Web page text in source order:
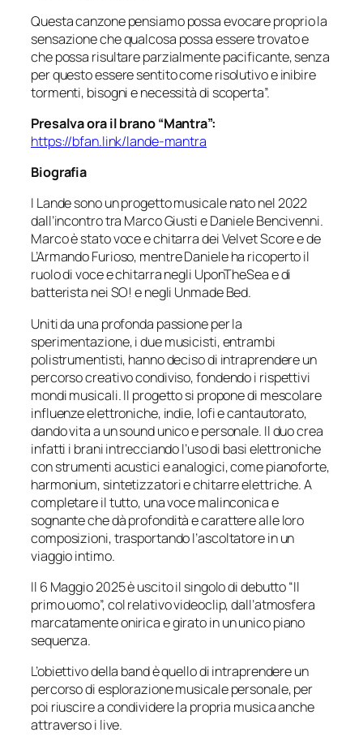
Questa canzone pensiamo possa evocare proprio la
sensazione che qualcosa possa essere trovato e
che possa risultare parzialmente pacificante, senza
per questo essere sentito come risolutivo e inibire
tormenti, bisogni e necessità di scoperta”.
Presalva ora il brano “Mantra”:
https://bfan.link/lande-mantra
Biografia
I Lande sono un progetto musicale nato nel 2022
dall’incontro tra Marco Giusti e Daniele Bencivenni.
Marco è stato voce e chitarra dei Velvet Score e de
L’Armando Furioso, mentre Daniele ha ricoperto il
ruolo di voce e chitarra negli UponTheSea e di
batterista nei SO! e negli Unmade Bed.
Uniti da una profonda passione per la
sperimentazione, i due musicisti, entrambi
polistrumentisti, hanno deciso di intraprendere un
percorso creativo condiviso, fondendo i rispettivi
mondi musicali. Il progetto si propone di mescolare
influenze elettroniche, indie, lofi e cantautorato,
dando vita a un sound unico e personale. Il duo crea
infatti i brani intrecciando l’uso di basi elettroniche
con strumenti acustici e analogici, come pianoforte,
harmonium, sintetizzatori e chitarre elettriche. A
completare il tutto, una voce malinconica e
sognante che dà profondità e carattere alle loro
composizioni, trasportando l’ascoltatore in un
viaggio intimo.
Il 6 Maggio 2025 è uscito il singolo di debutto “Il
primo uomo”, col relativo videoclip, dall’atmosfera
marcatamente onirica e girato in un unico piano
sequenza.
L’obiettivo della band è quello di intraprendere un
percorso di esplorazione musicale personale, per
poi riuscire a condividere la propria musica anche
attraverso i live.